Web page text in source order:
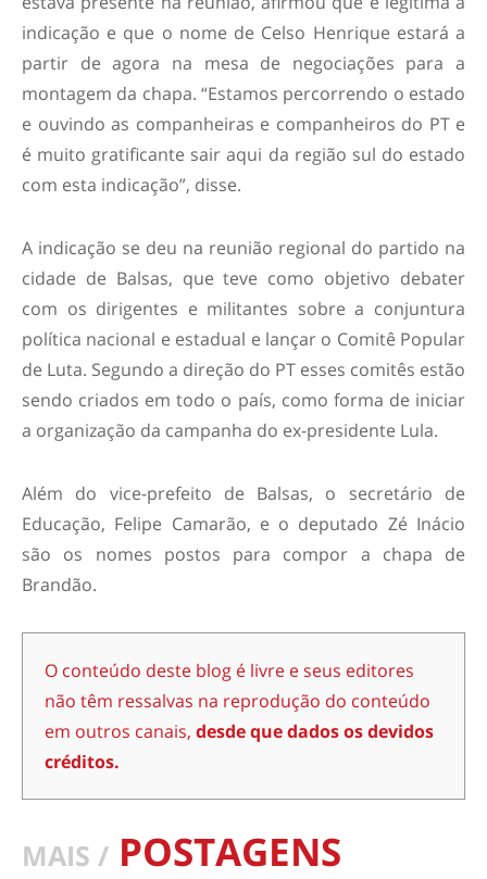
indicação e que o nome de Celso Henrique estará a
partir de agora na mesa de negociações para a
montagem da chapa. “Estamos percorrendo o estado
e ouvindo as companheiras e companheiros do PT e
é muito gratificante sair aqui da região sul do estado
com esta indicação”, disse.
A indicação se deu na reunião regional do partido na
cidade de Balsas, que teve como objetivo debater
com os dirigentes e militantes sobre a conjuntura
política nacional e estadual e lançar o Comitê Popular
de Luta. Segundo a direção do PT esses comitês estão
sendo criados em todo o país, como forma de iniciar
a organização da campanha do ex-presidente Lula.
Além do vice-prefeito de Balsas, o secretário de
Educação, Felipe Camarão, e o deputado Zé Inácio
são os nomes postos para compor a chapa de
Brandão.
O conteúdo deste blog é livre e seus editores
não têm ressalvas na reprodução do conteúdo
em outros canais, desde que dados os devidos
créditos.
MAIS / POSTAGENS